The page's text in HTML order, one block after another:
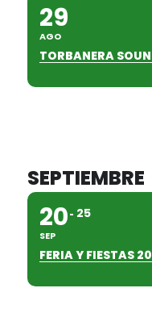
29
AGO
TORBANERA
SEPTIEMBRE
20
SEP
25
FERIA Y FIESTAS